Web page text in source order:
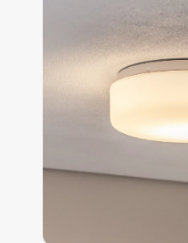
springen